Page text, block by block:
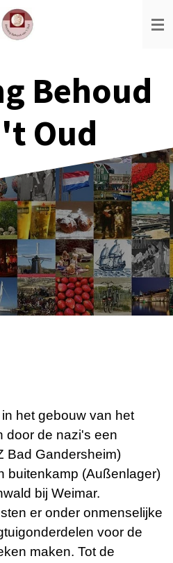
Behoud
Oud
het gebouw van het
door de nazi's een
Bad Gandersheim)
buitenkamp (Außenlager)
bij Weimar.
er onder onmenselijke
voor de
maken. Tot de